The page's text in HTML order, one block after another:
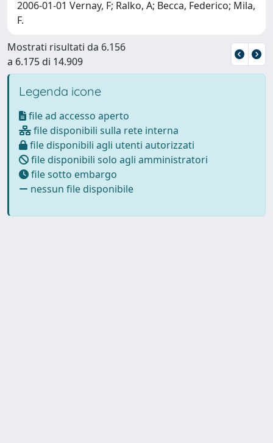
2006-01-01 Vernay, F; Ralko, A; Becca, Federico; Mila,
F.
Mostrati risultati da 6.156
a 6.175 di 14.909
Legenda icone
file ad accesso aperto
file disponibili sulla rete interna
file disponibili agli utenti autorizzati
file disponibili solo agli amministratori
file sotto embargo
nessun file disponibile